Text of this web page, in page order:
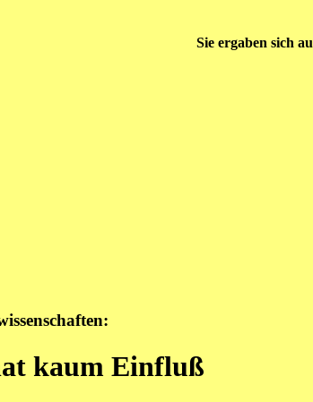
Sie ergaben sich
kaum Einfluß